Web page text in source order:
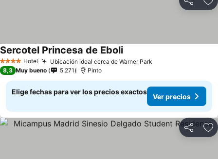
Compartir
4 EstrellasHotel Ubicación ideal cerca de Warner Park
Sercotel Princesa de Eboli
8,3 Muy bueno 5.271 Pinto
Elige fechas para ver los precios exactos
Ver precios
Compartir